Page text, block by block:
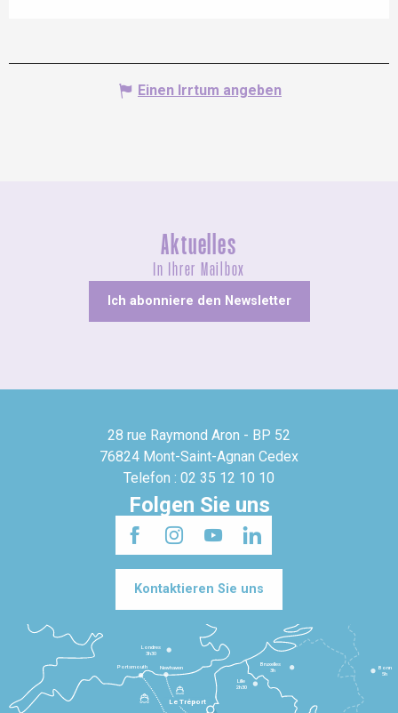
Einen Irrtum angeben
Aktuelles
In Ihrer Mailbox
Ich abonniere den Newsletter
28 rue Raymond Aron - BP 52
76824 Mont-Saint-Agnan Cedex
Telefon : 02 35 12 10 10
Folgen Sie uns
Kontaktieren Sie uns
Le Tréport
Lille
2h30
Bruxelles
3h
Londres
3h30
Newhaven
Portsmouth
Bonn
5h